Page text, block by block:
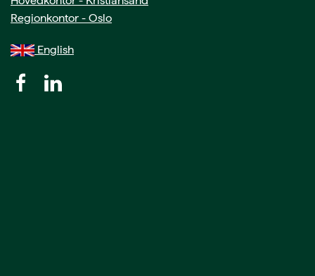
Regionkontor - Oslo
English